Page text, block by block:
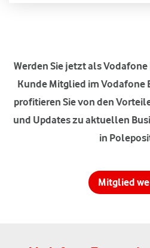
Werden Sie jetzt als
Kunde Mitglied im Vodafone
profitieren Sie von den
und Updates zu aktuellen
in
Mitglied